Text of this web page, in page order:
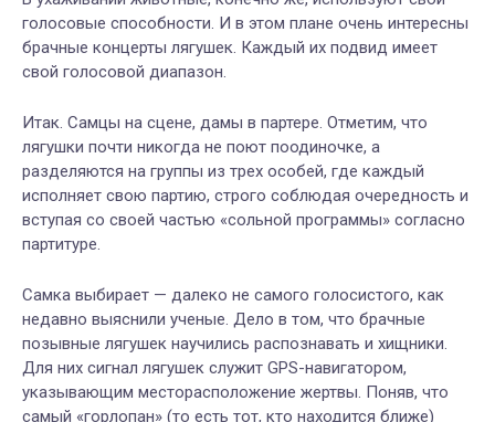
голосовые способности. И в этом плане очень интересны
брачные концерты лягушек. Каждый их подвид имеет
свой голосовой диапазон.
Итак. Самцы на сцене, дамы в партере. Отметим, что
лягушки почти никогда не поют поодиночке, а
разделяются на группы из трех особей, где каждый
исполняет свою партию, строго соблюдая очередность и
вступая со своей частью «сольной программы» согласно
партитуре.
Самка выбирает — далеко не самого голосистого, как
недавно выяснили ученые. Дело в том, что брачные
позывные лягушек научились распознавать и хищники.
Для них сигнал лягушек служит GPS-навигатором,
указывающим месторасположение жертвы. Поняв, что
самый «горлопан» (то есть тот, кто находится ближе)